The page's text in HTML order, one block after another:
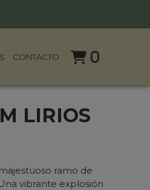
CONTACTO 0
LIRIOS
ramo de
vibrante explosión